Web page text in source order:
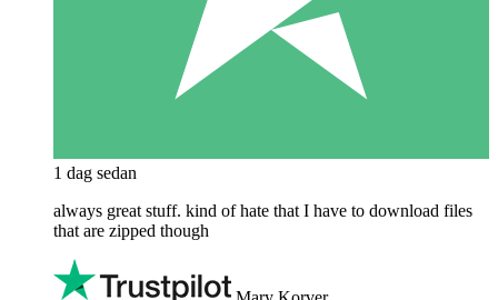
1 dag sedan
always great stuff. kind of hate that I have to download files
that are zipped though